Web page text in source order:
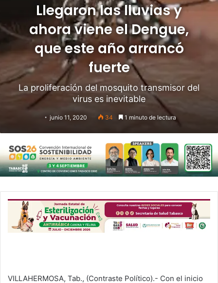
Llegaron las lluvias y
ahora viene el Dengue,
que este año arrancó
fuerte
La proliferación del mosquito transmisor del
virus es inevitable
junio 11, 2020 34 1 minuto de lectura
VILLAHERMOSA, Tab., (Contraste Político).- Con el inicio